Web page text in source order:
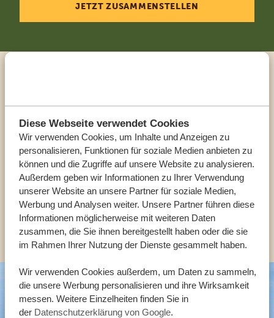
Diese Webseite verwendet Cookies
Wir verwenden Cookies, um Inhalte und Anzeigen zu
personalisieren, Funktionen für soziale Medien anbieten zu
können und die Zugriffe auf unsere Website zu analysieren.
Außerdem geben wir Informationen zu Ihrer Verwendung
unserer Website an unsere Partner für soziale Medien,
Werbung und Analysen weiter. Unsere Partner führen diese
Informationen möglicherweise mit weiteren Daten
zusammen, die Sie ihnen bereitgestellt haben oder die sie
im Rahmen Ihrer Nutzung der Dienste gesammelt haben.
Wir verwenden Cookies außerdem, um Daten zu sammeln,
die unsere Werbung personalisieren und ihre Wirksamkeit
messen. Weitere Einzelheiten finden Sie in
der Datenschutzerklärung von Google.
JETZT ZUSAMMENSTELLEN
Reiseberater
UNSERE EXPERTEN HELFEN IHNEN GERN
DE:+494087407061
ANDERE LÄNDER